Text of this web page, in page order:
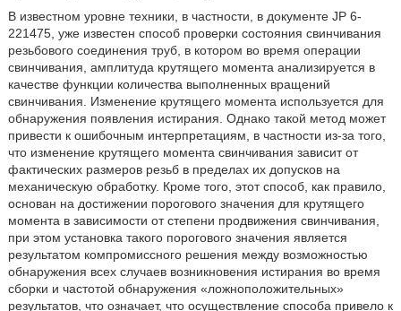
В известном уровне техники, в частности, в документе JP 6-
221475, уже известен способ проверки состояния свинчивания
резьбового соединения труб, в котором во время операции
свинчивания, амплитуда крутящего момента анализируется в
качестве функции количества выполненных вращений
свинчивания. Изменение крутящего момента используется для
обнаружения появления истирания. Однако такой метод может
привести к ошибочным интерпретациям, в частности из-за того,
что изменение крутящего момента свинчивания зависит от
фактических размеров резьб в пределах их допусков на
механическую обработку. Кроме того, этот способ, как правило,
основан на достижении порогового значения для крутящего
момента в зависимости от степени продвижения свинчивания,
при этом установка такого порогового значения является
результатом компромиссного решения между возможностью
обнаружения всех случаев возникновения истирания во время
сборки и частотой обнаружения «ложноположительных»
результатов, что означает, что осуществление способа привело к